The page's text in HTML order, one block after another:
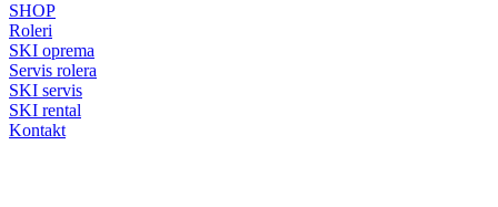
SHOP
Roleri
SKI oprema
Servis rolera
SKI servis
SKI rental
Kontakt